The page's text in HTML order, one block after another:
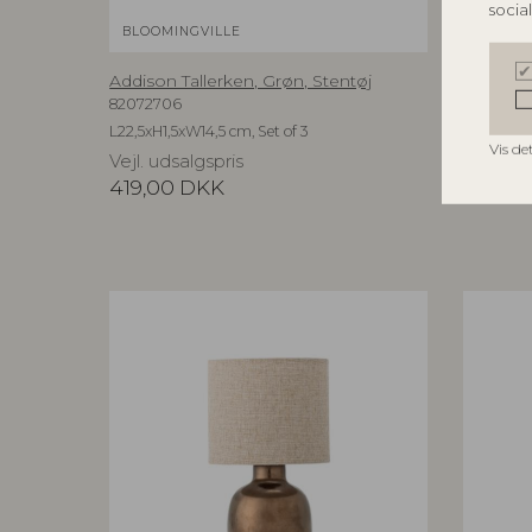
Vis
BLOOMINGVILLE
Addison Tallerken, Grøn, Stentøj
82072706
L22,5xH1,5xW14,5 cm, Set of 3
Vejl. udsalgspris
419,00 DKK
82073102
Vejl.